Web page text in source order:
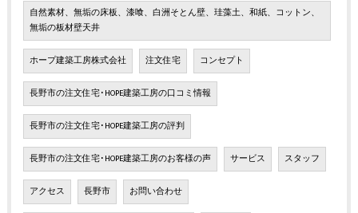
自然素材、無垢の床板、漆喰、白洲そとん壁、珪藻土、和紙、コットン、
無垢の板材壁天井
ホープ建築工房株式会社 注文住宅 コンセプト
長野市の注文住宅･HOPE建築工房の口コミ情報
長野市の注文住宅･HOPE建築工房の評判
長野市の注文住宅･HOPE建築工房のお客様の声 サービス スタッフ
アクセス 長野市 お問い合わせ